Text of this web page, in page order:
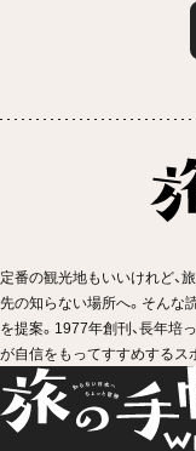
定番の観光地もいいけれど、
先の知らない場所へ。そんな
を提案。1977年創刊、長年培
が自信をもってすすめするス